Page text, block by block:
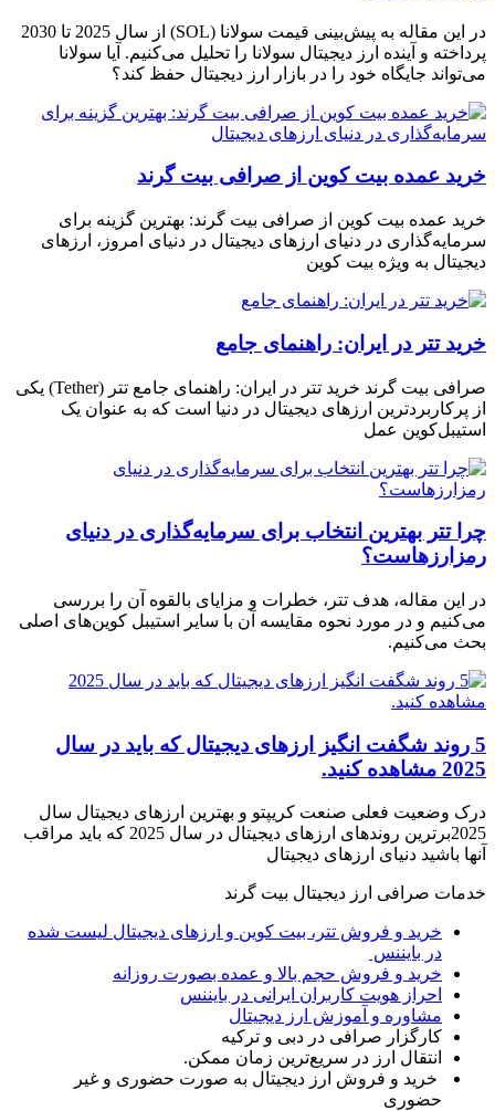
در این مقاله به پیش‌بینی قیمت سولانا (SOL) از سال 2025 تا 2030
پرداخته و آینده ارز دیجیتال سولانا را تحلیل می‌کنیم. آیا سولانا
می‌تواند جایگاه خود را در بازار ارز دیجیتال حفظ کند؟
خرید عمده بیت کوین از صرافی بیت گرند
خرید عمده بیت کوین از صرافی بیت گرند: بهترین گزینه برای
سرمایه‌گذاری در دنیای ارزهای دیجیتال در دنیای امروز، ارزهای
دیجیتال به ویژه بیت کوین
خرید تتر در ایران: راهنمای جامع
صرافی بیت گرند خرید تتر در ایران: راهنمای جامع تتر (Tether) یکی
از پرکاربردترین ارزهای دیجیتال در دنیا است که به عنوان یک
استیبل‌کوین عمل
چرا تتر بهترین انتخاب برای سرمایه‌گذاری در دنیای
رمزارزهاست؟
در این مقاله، هدف تتر، خطرات و مزایای بالقوه آن را بررسی
می‌کنیم و در مورد نحوه مقایسه آن با سایر استیبل کوین‌های اصلی
بحث می‌کنیم.
5 روند شگفت انگیز ارزهای دیجیتال که باید در سال
2025 مشاهده کنید.
درک وضعیت فعلی صنعت کریپتو و بهترین ارزهای دیجیتال سال
2025برترین روندهای ارزهای دیجیتال در سال 2025 که باید مراقب
آنها باشید دنیای ارزهای دیجیتال
خدمات صرافی ارز دیجیتال بیت گرند
خرید و فروش تتر، بیت کوین و ارزهای دیجیتال لیست شده
در بایننس
خرید و فروش حجم بالا و عمده بصورت روزانه
احراز هویت کاربران ایرانی در بایننس
مشاوره و آموزش ارز دیجیتال
کارگزار صرافی در دبی و ترکیه
انتقال ارز در سریع‌ترین زمان ممکن.
خرید و فروش ارز دیجیتال به صورت حضوری و غیر
حضوری